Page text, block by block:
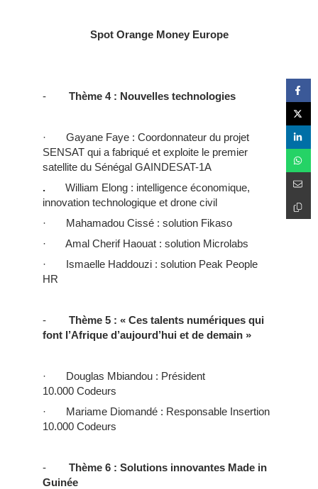
Spot Orange Money Europe
- Thème 4 : Nouvelles technologies
· Gayane Faye : Coordonnateur du projet
SENSAT qui a fabriqué et exploite le premier
satellite du Sénégal GAINDESAT-1A
. William Elong : intelligence économique,
innovation technologique et drone civil
· Mahamadou Cissé : solution Fikaso
· Amal Cherif Haouat : solution Microlabs
· Ismaelle Haddouzi : solution Peak People
HR
- Thème 5 : « Ces talents numériques qui
font l’Afrique d’aujourd’hui et de demain »
· Douglas Mbiandou : Président
10.000 Codeurs
· Mariame Diomandé : Responsable Insertion
10.000 Codeurs
- Thème 6 : Solutions innovantes Made in
Guinée